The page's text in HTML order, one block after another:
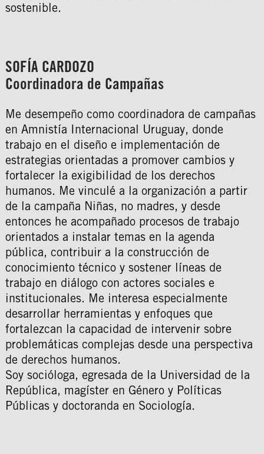
sostenible.
SOFÍA CARDOZO
Coordinadora de Campañas
Me desempeño como coordinadora de campañas
en Amnistía Internacional Uruguay, donde
trabajo en el diseño e implementación de
estrategias orientadas a promover cambios y
fortalecer la exigibilidad de los derechos
humanos. Me vinculé a la organización a partir
de la campaña Niñas, no madres, y desde
entonces he acompañado procesos de trabajo
orientados a instalar temas en la agenda
pública, contribuir a la construcción de
conocimiento técnico y sostener líneas de
trabajo en diálogo con actores sociales e
institucionales. Me interesa especialmente
desarrollar herramientas y enfoques que
fortalezcan la capacidad de intervenir sobre
problemáticas complejas desde una perspectiva
de derechos humanos.
Soy socióloga, egresada de la Universidad de la
República, magíster en Género y Políticas
Públicas y doctoranda en Sociología.